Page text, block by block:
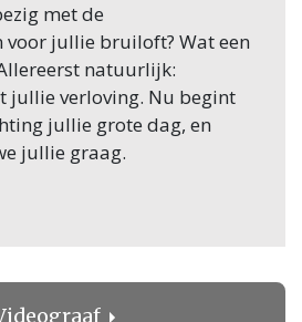
met de
jullie bruiloft? Wat een
natuurlijk:
jullie verloving. Nu begint
jullie grote dag, en
jullie graag.
stappen in de planning is